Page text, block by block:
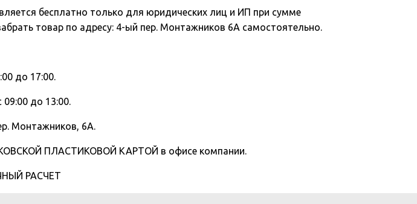
бесплатно только для юридических лиц и ИП при сумме
товар по адресу: 4-ый пер. Монтажников 6А самостоятельно.
до 17:00.
до 13:00.
Монтажников, 6А.
ПЛАСТИКОВОЙ КАРТОЙ в офисе компании.
РАСЧЕТ